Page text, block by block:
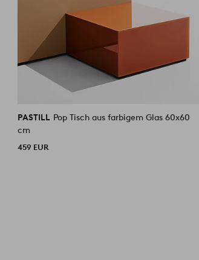
PASTILL Pop Tisch aus farbigem Glas 60x60
cm
459 EUR